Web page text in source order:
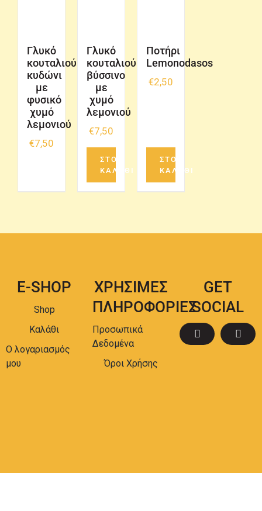
Γλυκό
κουταλιού
κυδώνι
με
φυσικό
χυμό
λεμονιού
€7,50
Γλυκό
κουταλιού
βύσσινο
με
χυμό
λεμονιού
€7,50
ΣΤΟ
ΚΑΛΑΘΙ
Ποτήρι
Lemonodasos
€2,50
ΣΤΟ
ΚΑΛΑΘΙ
E-SHOP
Shop
Καλάθι
Ο λογαριασμός
μου
ΧΡΗΣΙΜΕΣ
ΠΛΗΡΟΦΟΡΙΕΣ
Προσωπικά
Δεδομένα
Όροι Χρήσης
GET
SOCIAL